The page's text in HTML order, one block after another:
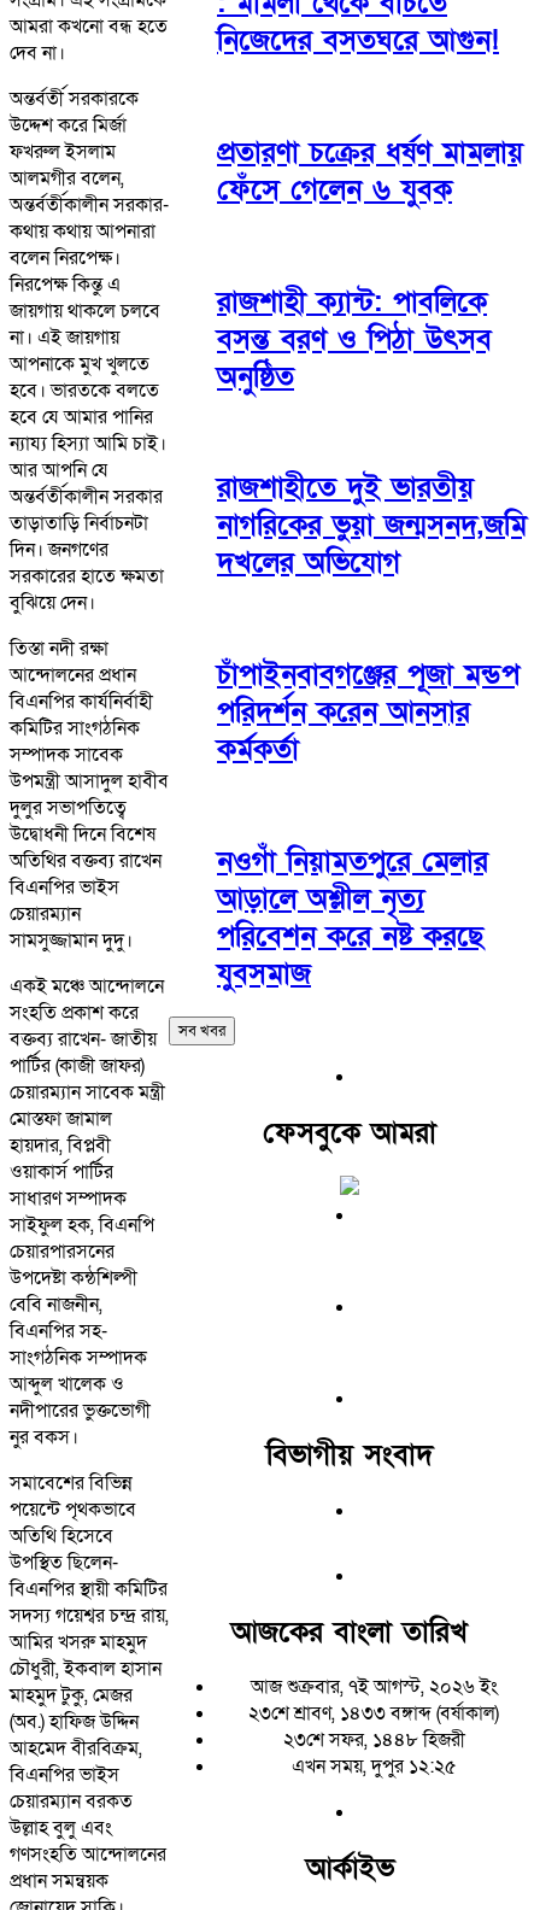
আমরা কখনো বন্ধ হতে
দেব না।
অন্তর্বর্তী সরকারকে
উদ্দেশ করে মির্জা
ফখরুল ইসলাম
আলমগীর বলেন,
অন্তর্বর্তীকালীন সরকার-
কথায় কথায় আপনারা
বলেন নিরপেক্ষ।
নিরপেক্ষ কিন্তু এ
জায়গায় থাকলে চলবে
না। এই জায়গায়
আপনাকে মুখ খুলতে
হবে। ভারতকে বলতে
হবে যে আমার পানির
ন্যায্য হিস্যা আমি চাই।
আর আপনি যে
অন্তর্বর্তীকালীন সরকার
তাড়াতাড়ি নির্বাচনটা
দিন। জনগণের
সরকারের হাতে ক্ষমতা
বুঝিয়ে দেন।
তিস্তা নদী রক্ষা
আন্দোলনের প্রধান
বিএনপির কার্যনির্বাহী
কমিটির সাংগঠনিক
সম্পাদক সাবেক
উপমন্ত্রী আসাদুল হাবীব
দুলুর সভাপতিত্বে
উদ্বোধনী দিনে বিশেষ
অতিথির বক্তব্য রাখেন
বিএনপির ভাইস
চেয়ারম্যান
সামসুজ্জামান দুদু।
একই মঞ্চে আন্দোলনে
সংহতি প্রকাশ করে
বক্তব্য রাখেন- জাতীয়
পার্টির (কাজী জাফর)
চেয়ারম্যান সাবেক মন্ত্রী
মোস্তফা জামাল
হায়দার, বিপ্লবী
ওয়াকার্স পার্টির
সাধারণ সম্পাদক
সাইফুল হক, বিএনপি
চেয়ারপারসনের
উপদেষ্টা কন্ঠশিল্পী
বেবি নাজনীন,
বিএনপির সহ-
সাংগঠনিক সম্পাদক
আব্দুল খালেক ও
নদীপারের ভুক্তভোগী
নুর বকস।
সমাবেশের বিভিন্ন
পয়েন্টে পৃথকভাবে
অতিথি হিসেবে
উপস্থিত ছিলেন-
বিএনপির স্থায়ী কমিটির
সদস্য গয়েশ্বর চন্দ্র রায়,
আমির খসরু মাহমুদ
চৌধুরী, ইকবাল হাসান
মাহমুদ টুকু, মেজর
(অব.) হাফিজ উদ্দিন
আহমেদ বীরবিক্রম,
বিএনপির ভাইস
চেয়ারম্যান বরকত
উল্লাহ বুলু এবং
গণসংহতি আন্দোলনের
প্রধান সমন্বয়ক
নিজেদের বসতঘরে আগুন!
প্রতারণা চক্রের ধর্ষণ মামলায়
ফেঁসে গেলেন ৬ যুবক
রাজশাহী ক্যান্ট: পাবলিকে
বসন্ত বরণ ও পিঠা উৎসব
অনুষ্ঠিত
রাজশাহীতে দুই ভারতীয়
নাগরিকের ভুয়া জন্মসনদ,জমি
দখলের অভিযোগ
চাঁপাইনবাবগঞ্জের পূজা মন্ডপ
পরিদর্শন করেন আনসার
কর্মকর্তা
নওগাঁ নিয়ামতপুরে মেলার
আড়ালে অশ্লীল নৃত্য
পরিবেশন করে নষ্ট করছে
যুবসমাজ
সব খবর
ফেসবুকে আমরা
বিভাগীয় সংবাদ
আজকের বাংলা তারিখ
আজ শুক্রবার, ৭ই আগস্ট, ২০২৬ ইং
২৩শে শ্রাবণ, ১৪৩৩ বঙ্গাব্দ (বর্ষাকাল)
২৩শে সফর, ১৪৪৮ হিজরী
এখন সময়, দুপুর ১২:২৫
আর্কাইভ